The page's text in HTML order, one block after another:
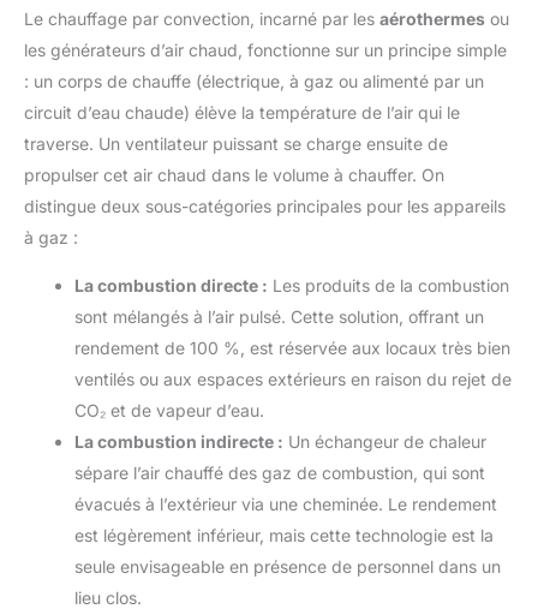
Le chauffage par convection, incarné par les aérothermes ou
les générateurs d’air chaud, fonctionne sur un principe simple
: un corps de chauffe (électrique, à gaz ou alimenté par un
circuit d’eau chaude) élève la température de l’air qui le
traverse. Un ventilateur puissant se charge ensuite de
propulser cet air chaud dans le volume à chauffer. On
distingue deux sous-catégories principales pour les appareils
à gaz :
La combustion directe : Les produits de la combustion
sont mélangés à l’air pulsé. Cette solution, offrant un
rendement de 100 %, est réservée aux locaux très bien
ventilés ou aux espaces extérieurs en raison du rejet de
CO₂ et de vapeur d’eau.
La combustion indirecte : Un échangeur de chaleur
sépare l’air chauffé des gaz de combustion, qui sont
évacués à l’extérieur via une cheminée. Le rendement
est légèrement inférieur, mais cette technologie est la
seule envisageable en présence de personnel dans un
lieu clos.